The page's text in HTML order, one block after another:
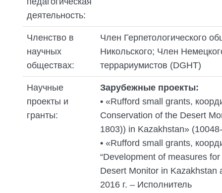
деятельность:
Членство в
научных
обществах:
Член Герпетологического
Никольского; Член
террариумистов (DGHT)
Научные
проекты и
гранты:
Зарубежные проекты:
• «Rufford small grants,
Conservation of the Desert
1803)) in Kazakhstan»
• «Rufford small grants,
“Development of measures
Desert Monitor in Kazakhstan
2016 г. – Исполнитель